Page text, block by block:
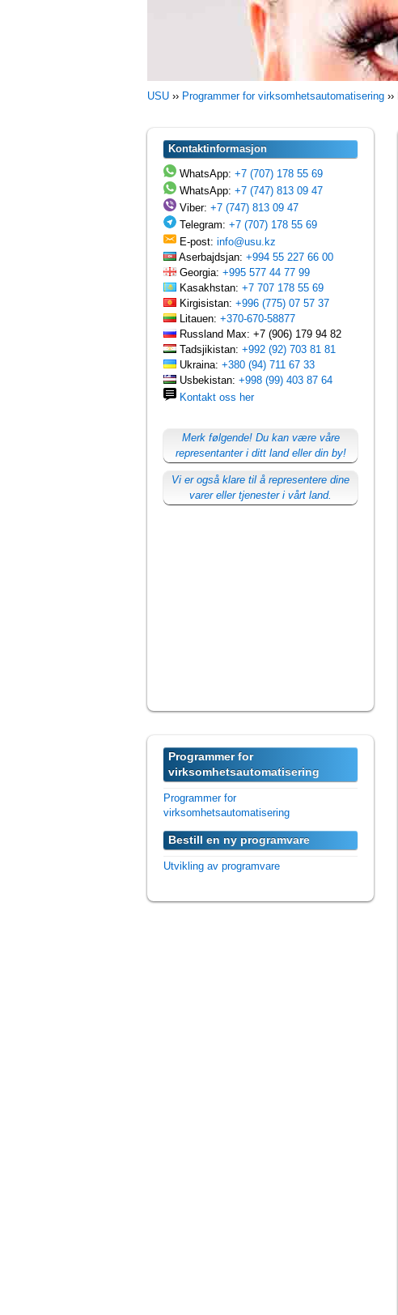
USU ›› Programmer for virksomhetsautomatisering ››
Kontaktinformasjon
WhatsApp: +7 (707) 178 55 69
WhatsApp: +7 (747) 813 09 47
Viber: +7 (747) 813 09 47
Telegram: +7 (707) 178 55 69
E-post: info@usu.kz
Aserbajdsjan: +994 55 227 66 00
Georgia: +995 577 44 77 99
Kasakhstan: +7 707 178 55 69
Kirgisistan: +996 (775) 07 57 37
Litauen: +370-670-58877
Russland Max: +7 (906) 179 94 82
Tadsjikistan: +992 (92) 703 81 81
Ukraina: +380 (94) 711 67 33
Usbekistan: +998 (99) 403 87 64
Kontakt oss her
Merk følgende! Du kan være våre
representanter i ditt land eller din by!
Vi er også klare til å representere dine
varer eller tjenester i vårt land.
Programmer for
virksomhetsautomatisering
Programmer for
virksomhetsautomatisering
Bestill en ny programvare
Utvikling av programvare